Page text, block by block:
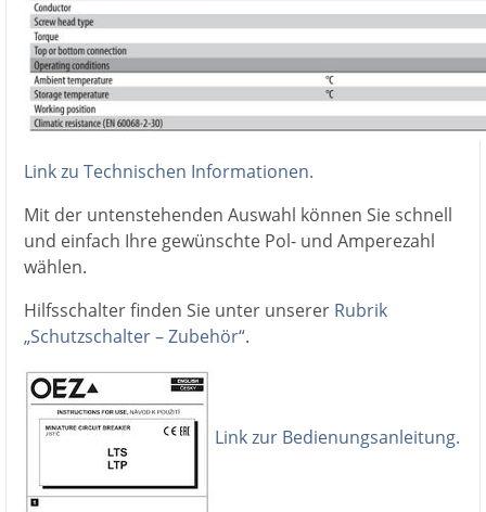
Link zu Technischen Informationen.
Mit der untenstehenden Auswahl können Sie schnell
und einfach Ihre gewünschte Pol- und Amperezahl
wählen.
Hilfsschalter finden Sie unter unserer Rubrik
„Schutzschalter – Zubehör“.
Link zur Bedienungsanleitung.